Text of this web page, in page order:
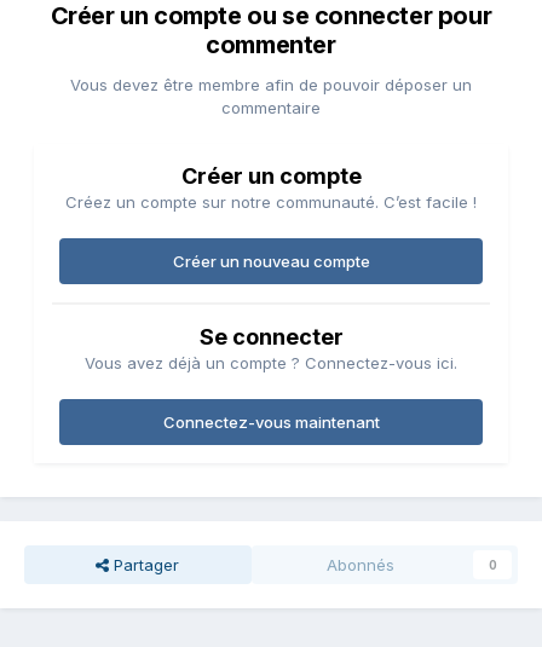
Créer un compte ou se connecter pour
commenter
Vous devez être membre afin de pouvoir déposer un
commentaire
Créer un compte
Créez un compte sur notre communauté. C’est facile !
Créer un nouveau compte
Se connecter
Vous avez déjà un compte ? Connectez-vous ici.
Connectez-vous maintenant
Partager Abonnés 0